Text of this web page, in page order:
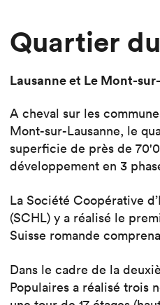
Quartier
Lausanne et Le Mont-
A cheval sur les
Mont-sur-Lausanne, le
superficie de près de
développement en 3
La Société Coopérative
(SCHL) y a réalisé le
Suisse romande
Dans le cadre de la
Populaires a réalisé trois